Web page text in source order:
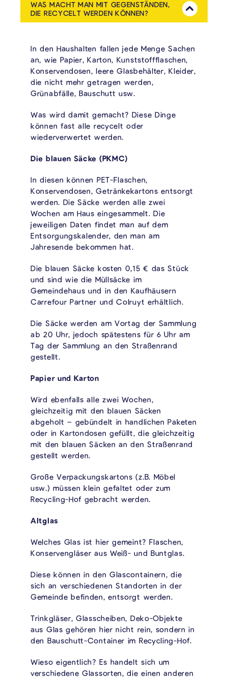
WAS MACHT MAN MIT GEGENSTÄNDEN,
DIE RECYCELT WERDEN KÖNNEN?
Mehr
In den Haushalten fallen jede Menge Sachen
an, wie Papier, Karton, Kunststoffflaschen,
Konservendosen, leere Glasbehälter, Kleider,
die nicht mehr getragen werden,
Grünabfälle, Bauschutt usw.
Was wird damit gemacht? Diese Dinge
können fast alle recycelt oder
wiederverwertet werden.
Die blauen Säcke (PKMC)
In diesen können PET-Flaschen,
Konservendosen, Getränkekartons entsorgt
werden. Die Säcke werden alle zwei
Wochen am Haus eingesammelt. Die
jeweiligen Daten findet man auf dem
Entsorgungskalender, den man am
Jahresende bekommen hat.
Die blauen Säcke kosten 0,15 € das Stück
und sind wie die Müllsäcke im
Gemeindehaus und in den Kaufhäusern
Carrefour Partner und Colruyt erhältlich.
Die Säcke werden am Vortag der Sammlung
ab 20 Uhr, jedoch spätestens für 6 Uhr am
Tag der Sammlung an den Straßenrand
gestellt.
Papier und Karton
Wird ebenfalls alle zwei Wochen,
gleichzeitig mit den blauen Säcken
abgeholt – gebündelt in handlichen Paketen
oder in Kartondosen gefüllt, die gleichzeitig
mit den blauen Säcken an den Straßenrand
gestellt werden.
Große Verpackungskartons (z.B. Möbel
usw.) müssen klein gefaltet oder zum
Recycling-Hof gebracht werden.
Altglas
Welches Glas ist hier gemeint? Flaschen,
Konservengläser aus Weiß- und Buntglas.
Diese können in den Glascontainern, die
sich an verschiedenen Standorten in der
Gemeinde befinden, entsorgt werden.
Trinkgläser, Glasscheiben, Deko-Objekte
aus Glas gehören hier nicht rein, sondern in
den Bauschutt-Container im Recycling-Hof.
Wieso eigentlich? Es handelt sich um
verschiedene Glassorten, die einen anderen